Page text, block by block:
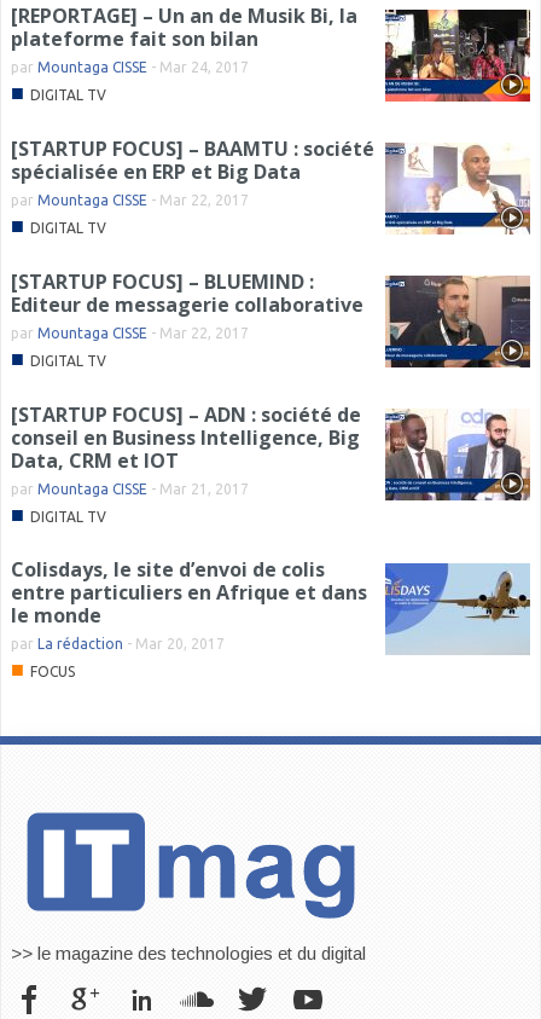
[REPORTAGE] – Un an de Musik Bi, la
plateforme fait son bilan
par Mountaga CISSE - Mar 24, 2017
■ DIGITAL TV
[STARTUP FOCUS] – BAAMTU : société
spécialisée en ERP et Big Data
par Mountaga CISSE - Mar 22, 2017
■ DIGITAL TV
[STARTUP FOCUS] – BLUEMIND :
Editeur de messagerie collaborative
par Mountaga CISSE - Mar 22, 2017
■ DIGITAL TV
[STARTUP FOCUS] – ADN : société de
conseil en Business Intelligence, Big
Data, CRM et IOT
par Mountaga CISSE - Mar 21, 2017
■ DIGITAL TV
Colisdays, le site d’envoi de colis
entre particuliers en Afrique et dans
le monde
par La rédaction - Mar 20, 2017
■ FOCUS
>> le magazine des technologies et du digital